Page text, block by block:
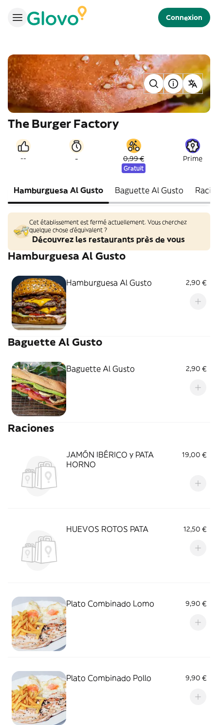
Connexion
The Burger Factory
-- - 0,99 €
Gratuit
Prime
Hamburguesa Al Gusto Baguette Al Gusto
Cet établissement est fermé actuellement. Vous cherchez
quelque chose d'équivalent ?
Découvrez les restaurants près de vous
Hamburguesa Al Gusto
Hamburguesa Al Gusto 2,90 €
Baguette Al Gusto
Baguette Al Gusto 2,90 €
Raciones
JAMÓN IBÉRICO y PATA
HORNO
19,00 €
HUEVOS ROTOS PATA 12,50 €
Plato Combinado Lomo 9,90 €
Plato Combinado Pollo 9,90 €